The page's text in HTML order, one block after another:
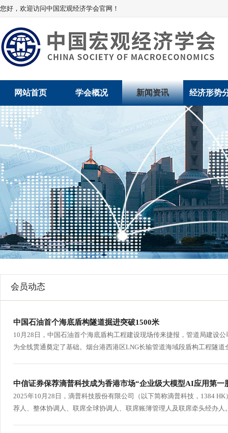
您好，欢迎访问中国宏观经济学会官网！
网站首页 学会概况
学术委员会
学会领导
组织机构
法律顾问
学会章程
新闻资讯
党建动态
学会动态
会员动态
地方动态
经济形势
经济数据
数说经济
经济运行与
产业发展
创新高技术
行
贸易与流
会员动态
中国石油首个海底盾构隧道掘进突破1500米
10月28日，中国石油首个海底盾构工程建设现场传来捷报，管道局建设
为全线贯通奠定了基础。烟台港西港区LNG长输管道海域段盾构工程隧
中信证券保荐滴普科技成为香港市场“企业级大模型AI应用第一
2025年10月28日，滴普科技股份有限公司（以下简称滴普科技，1384
荐人、整体协调人、联席全球协调人、联席账簿管理人及联席牵头经办